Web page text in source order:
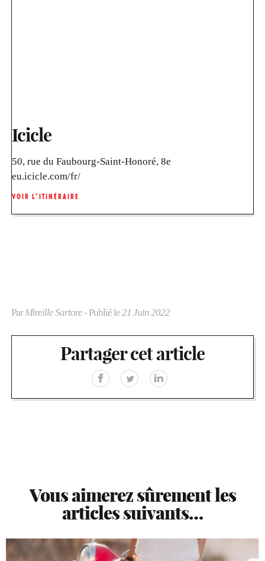
Icicle
50, rue du Faubourg-Saint-Honoré, 8e
eu.icicle.com/fr/
VOIR L’ITINÉRAIRE
ParMireille Sartore- Publié le21 Juin 2022
Partager cet article
Vous aimerez sûrement les
articles suivants…